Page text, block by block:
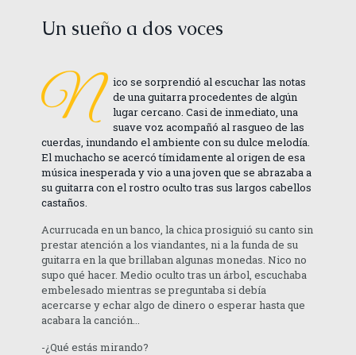
Un sueño a dos voces
N
ico se sorprendió al escuchar las notas
de una guitarra procedentes de algún
lugar cercano. Casi de inmediato, una
suave voz acompañó al rasgueo de las
cuerdas, inundando el ambiente con su dulce melodía.
El muchacho se acercó tímidamente al origen de esa
música inesperada y vio a una joven que se abrazaba a
su guitarra con el rostro oculto tras sus largos cabellos
castaños.
Acurrucada en un banco, la chica prosiguió su canto sin
prestar atención a los viandantes, ni a la funda de su
guitarra en la que brillaban algunas monedas. Nico no
supo qué hacer. Medio oculto tras un árbol, escuchaba
embelesado mientras se preguntaba si debía
acercarse y echar algo de dinero o esperar hasta que
acabara la canción...
-¿Qué estás mirando?